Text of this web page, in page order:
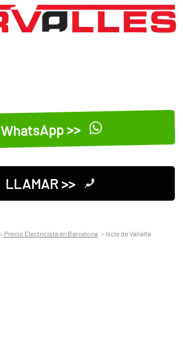
WhatsApp >>
LLAMAR >>
Precio Electricista en Barcelona Iscle de Vallalta